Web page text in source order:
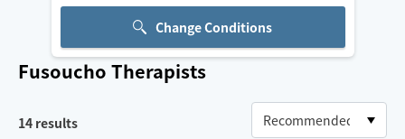
Change Conditions
Fusoucho Therapists
14 results